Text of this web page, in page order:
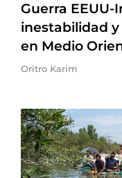
Guerra
inestabilidad
en Medio
Oritro Karim